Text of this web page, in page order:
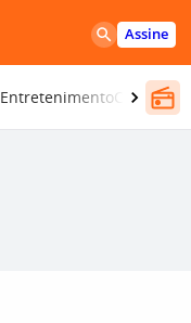
Assine
EntretenimentoCBN